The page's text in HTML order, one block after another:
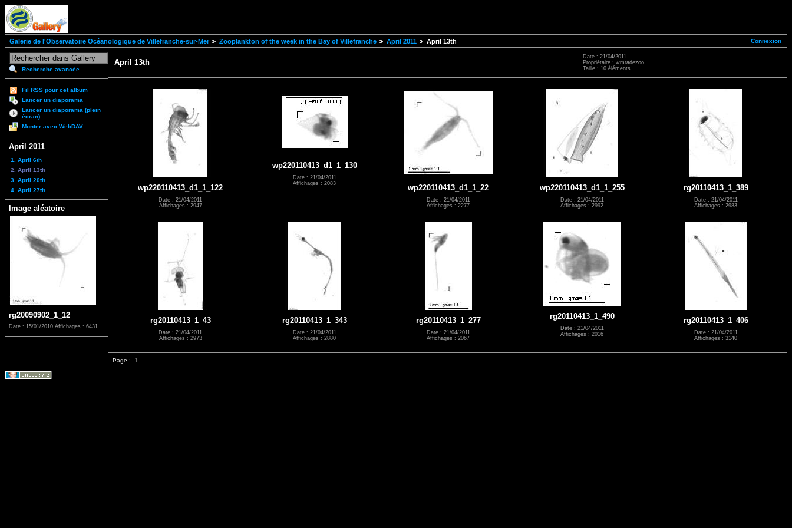
Connexion
Galerie de l'Observatoire Océanologique de Villefranche-sur-Mer Zooplankton of the week in the Bay of Villefranche April 2011 April 13th
Recherche avancée
Fil RSS pour cet album
Lancer un diaporama
Lancer un diaporama (plein
écran)
Monter avec WebDAV
April 2011
1. April 6th
2. April 13th
3. April 20th
4. April 27th
Image aléatoire
rg20090902_1_12
Date : 15/01/2010 Affichages : 6431
April 13th
Date : 21/04/2011
Propriétaire : wmradezoo
Taille : 10 éléments
wp220110413_d1_1_122
Date : 21/04/2011
Affichages : 2947
wp220110413_d1_1_130
Date : 21/04/2011
Affichages : 2083
wp220110413_d1_1_22
Date : 21/04/2011
Affichages : 2277
wp220110413_d1_1_255
Date : 21/04/2011
Affichages : 2992
rg20110413_1_389
Date : 21/04/2011
Affichages : 2983
rg20110413_1_43
Date : 21/04/2011
Affichages : 2973
rg20110413_1_343
Date : 21/04/2011
Affichages : 2880
rg20110413_1_277
Date : 21/04/2011
Affichages : 2067
rg20110413_1_490
Date : 21/04/2011
Affichages : 2016
rg20110413_1_406
Date : 21/04/2011
Affichages : 3140
Page : 1